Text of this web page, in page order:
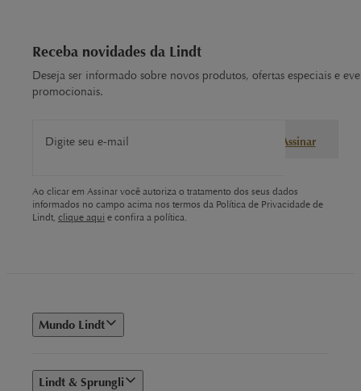
Receba novidades da Lindt
Deseja ser informado sobre novos produtos, ofertas especiais e
promocionais.
Digite seu e-mail Assinar
Ao clicar em Assinar você autoriza o tratamento dos seus dados
informados no campo acima nos termos da Política de Privacidade de
Lindt, clique aqui e confira a política.
Mundo Lindt
Lindt & Sprungli